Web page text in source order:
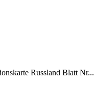
Russland Blatt